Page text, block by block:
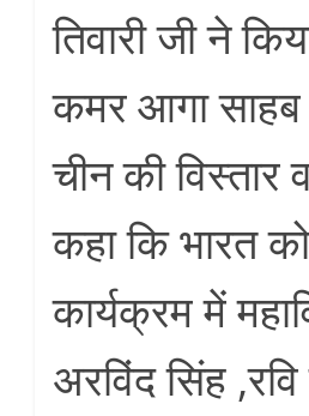
तिवारी जी ने
कमर आगा
चीन की विस्तार
कहा कि भारत
कार्यक्रम में
अरविंद सिंह ,रवि